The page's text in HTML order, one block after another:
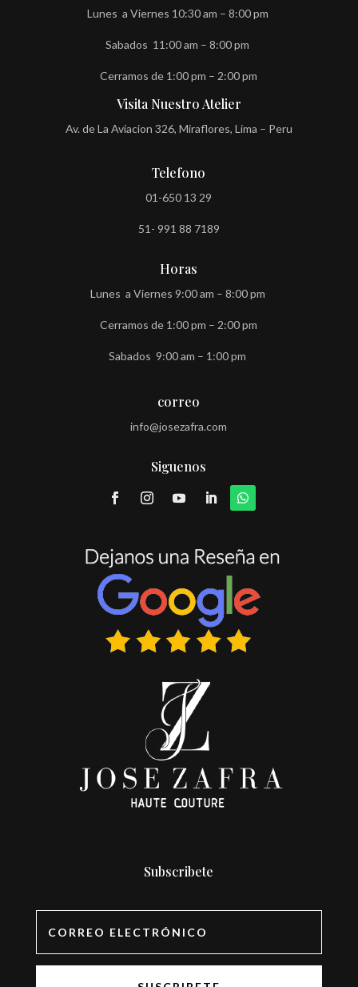
Lunes a Viernes 10:30 am – 8:00 pm
Sabados 11:00 am – 8:00 pm
Cerramos de 1:00 pm – 2:00 pm
Visita Nuestro Atelier
Av. de La Aviacion 326, Miraflores, Lima – Peru
Telefono
01-650 13 29
51- 991 88 7189
Horas
Lunes a Viernes 9:00 am – 8:00 pm
Cerramos de 1:00 pm – 2:00 pm
Sabados 9:00 am – 1:00 pm
correo
info@josezafra.com
Siguenos
Subscribete